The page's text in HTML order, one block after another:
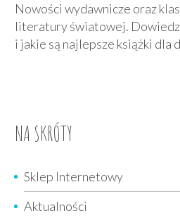
Nowości wydawnicze oraz
literatury światowej. Dowiedz
i jakie są najlepsze książki dla
NA SKRÓTY
Sklep Internetowy
Aktualności